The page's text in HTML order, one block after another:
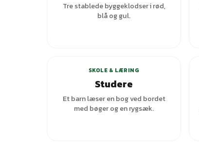
Tre stablede byggeklodser i rød,
blå og gul.
SKOLE & LÆRING
Studere
Et barn læser en bog ved bordet
med bøger og en rygsæk.